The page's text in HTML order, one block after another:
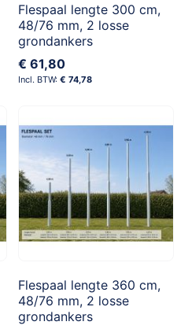
Flespaal lengte 300 cm,
48/76 mm, 2 losse
grondankers
€ 61,80
€ 74,78
Flespaal lengte 360 cm,
48/76 mm, 2 losse
grondankers